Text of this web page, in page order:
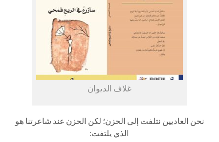
غلاف الديوان
نحن العاديين نتلفت إلى الحزن؛ لكن الحزن عند شاعرتنا هو
الذي يلتفت: